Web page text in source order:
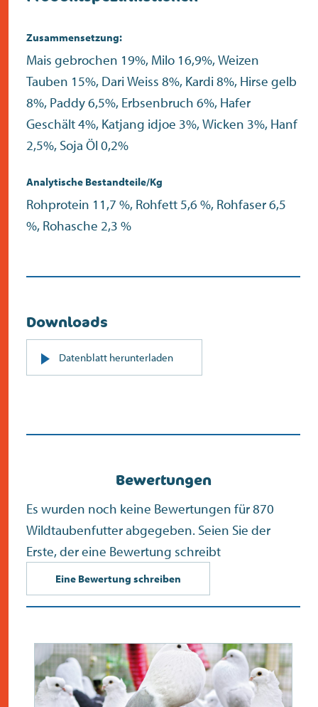
Zusammensetzung:
Mais gebrochen 19%, Milo 16,9%, Weizen
Tauben 15%, Dari Weiss 8%, Kardi 8%, Hirse gelb
8%, Paddy 6,5%, Erbsenbruch 6%, Hafer
Geschält 4%, Katjang idjoe 3%, Wicken 3%, Hanf
2,5%, Soja Öl 0,2%
Analytische Bestandteile/Kg
Rohprotein 11,7 %, Rohfett 5,6 %, Rohfaser 6,5
%, Rohasche 2,3 %
Downloads
Datenblatt herunterladenPDF
(öffnet
Bewertungen
Es wurden noch keine Bewertungen für 870
Wildtaubenfutter abgegeben. Seien Sie der
Erste, der eine Bewertung schreibt
Eine Bewertung schreiben